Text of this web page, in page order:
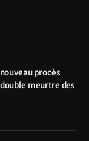
procès
meurtre des